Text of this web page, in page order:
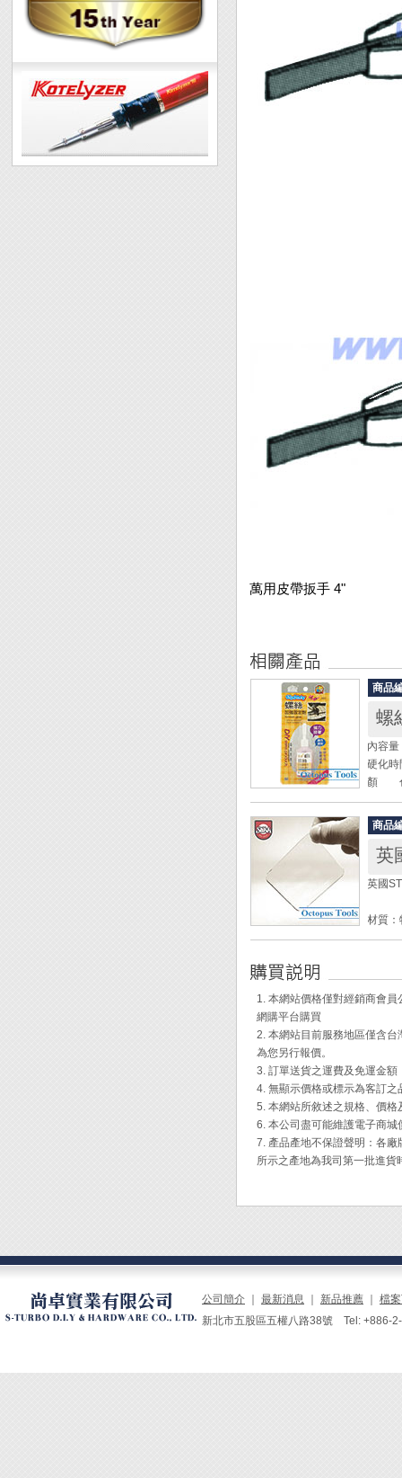
萬用皮帶扳手 4"
商品
螺
內容
硬化
顏 色
◆ 適用
定。
◆ 接
商品
英
英國
材質
最大
表面。
◆ 車上
貼在
◆ 將
透明
1. 本網站價格僅對經銷商會
網購平台購買
2. 本網站目前服務地區僅含
為您另行報價。
3. 訂單送貨之運費及免運金
4. 無顯示價格或標示為客訂
5. 本網站所敘述之規格、價
6. 本公司盡可能維護電子商
7. 產品產地不保證聲明：各
所示之產地為我司第一批進
公司簡介 最新消息 新品推薦
檔
新北市五股區五權八路38號 Tel: